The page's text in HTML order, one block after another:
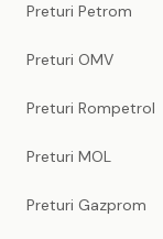
Preturi Petrom
Preturi OMV
Preturi Rompetrol
Preturi MOL
Preturi Gazprom